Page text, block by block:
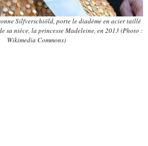
Silfverschiöld, porte le diadème en acier taillé
sa nièce, la princesse Madeleine, en 2013 (Photo :
Wikimedia Commons)